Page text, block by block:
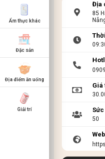
Ẩm thực khác
Đặc sản
Địa điểm ăn uống
Giải trí
Địa
85
Giá
50